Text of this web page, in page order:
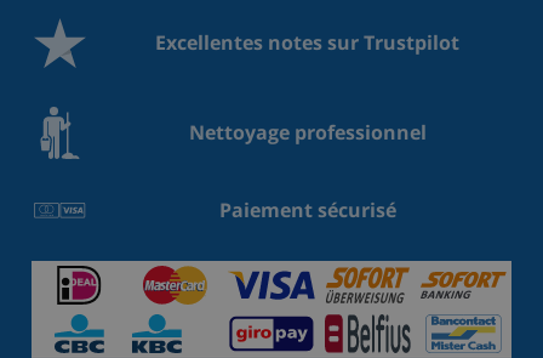
Excellentes notes sur Trustpilot
Nettoyage professionnel
Paiement sécurisé